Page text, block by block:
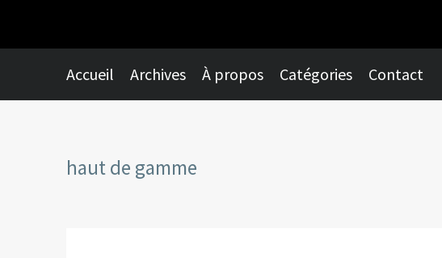
Accueil Archives À propos Catégories Contact
haut de gamme